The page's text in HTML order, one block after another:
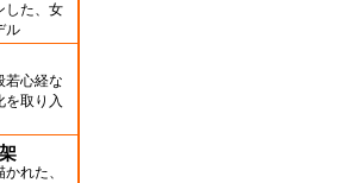
した、女
ル
若心経な
を取り入
れた、